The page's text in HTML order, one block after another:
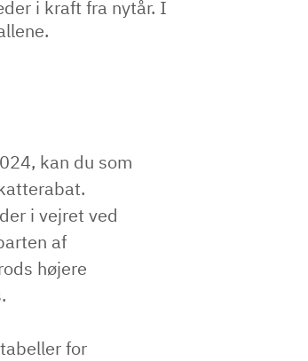
i kraft fra nytår. I
kan du som
i vejret ved
af
højere
for